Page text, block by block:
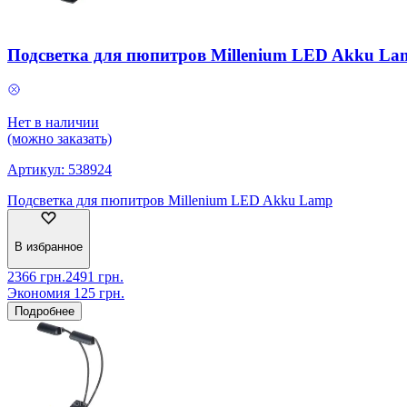
Подсветка для пюпитров Millenium LED Akku
Нет в наличии
(можно заказать)
Артикул: 538924
Подсветка для пюпитров Millenium LED Akku Lamp
В избранное
2366 грн.2491 грн.
Экономия 125 грн.
Подробнее